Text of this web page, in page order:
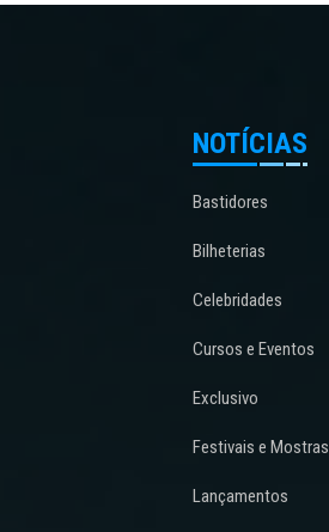
NOTÍCIAS
Bastidores
Bilheterias
Celebridades
Cursos e Eventos
Exclusivo
Festivais e Mostras
Lançamentos